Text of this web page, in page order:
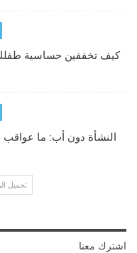
كيف تخففين حساسية طفلك
النشأة دون أب: ما عواقب
تحميل
اشترك معنا